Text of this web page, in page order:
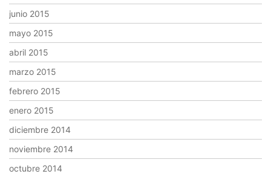
junio 2015
mayo 2015
abril 2015
marzo 2015
febrero 2015
enero 2015
diciembre 2014
noviembre 2014
octubre 2014